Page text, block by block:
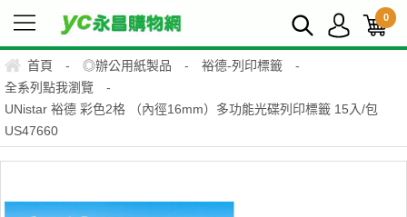
0
首頁 - ◎辦公用紙製品 - 裕德-列印標籤
-
全系列點我瀏覽
-
UNistar 裕德 彩色2格 （內徑16mm）多功能光碟列印標籤 15入/包
US47660